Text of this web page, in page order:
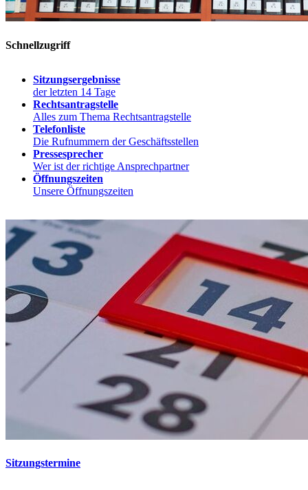
Schnellzugriff
Sitzungsergebnisse
der letzten 14 Tage
Rechtsantragstelle
Alles zum Thema Rechtsantragstelle
Telefonliste
Die Rufnummern der Geschäftsstellen
Pressesprecher
Wer ist der richtige Ansprechpartner
Öffnungszeiten
Unsere Öffnungszeiten
Sitzungstermine